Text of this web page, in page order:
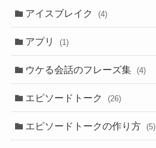
アイスブレイク (4)
アプリ (1)
ウケる会話のフレーズ集 (4)
エピソードトーク (26)
エピソードトークの作り方 (5)